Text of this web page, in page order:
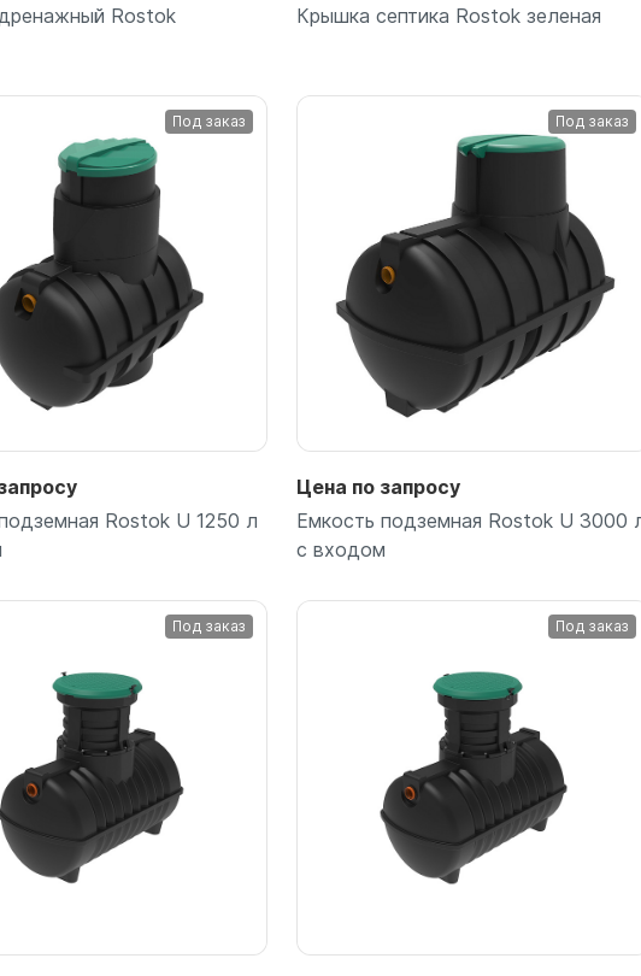
Подробнее
Rostok
Подробнее
Крышка септика Rostok зеленая
Под заказ
Подробнее
Rostok U 1250 л
Под заказ
Подробнее
Цена по запросу
Емкость подземная Rostok U 3000
с входом
Под заказ Под заказ